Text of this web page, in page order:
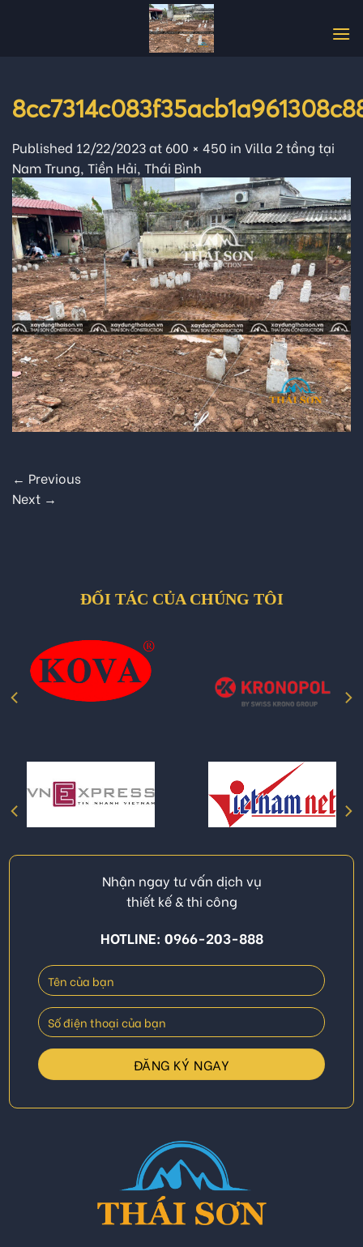
Published 12/22/2023at 600 × 450 in Villa 2 tầng tại
Nam Trung, Tiền Hải, Thái Bình
← Previous
Next →
ĐỐI TÁC CỦA CHÚNG TÔI
Nhận ngay tư vấn dịch vụ
thiết kế & thi công
HOTLINE: 0966-203-888